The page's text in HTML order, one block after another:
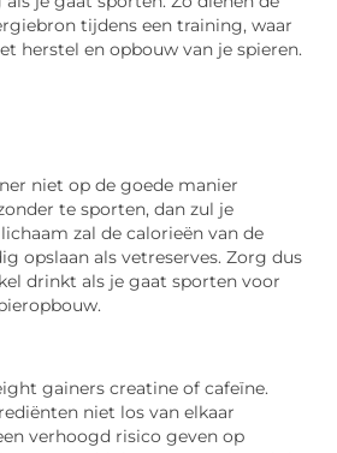
tijdens een training, waar
herstel en opbouw van je spieren.
niet op de goede manier
te sporten, dan zul je
zal de calorieën van de
opslaan als vetreserves. Zorg dus
drinkt als je gaat sporten voor
gainers creatine of cafeïne.
niet los van elkaar
verhoogd risico geven op